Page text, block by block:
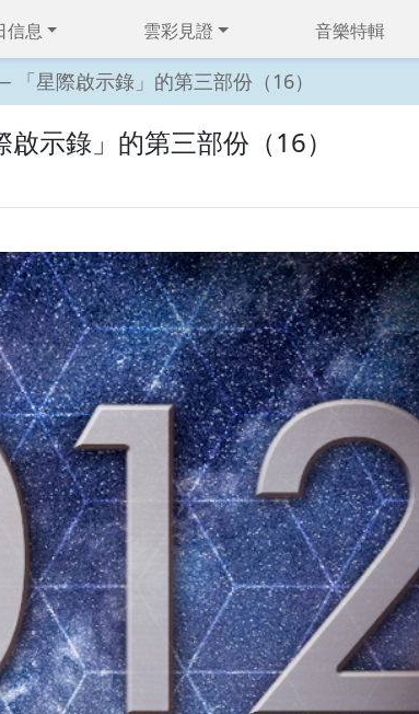
信息 雲彩見證 音樂特輯
星際啟示錄」的第三部份（16）
示錄」的第三部份（16）